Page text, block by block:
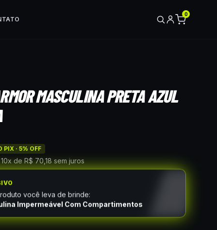
0
MASCULINA PRETA AZUL
PIX · 5% OFF
10x de R$ 70,18 sem juros
você leva de brinde:
Impermeável Com Compartimentos